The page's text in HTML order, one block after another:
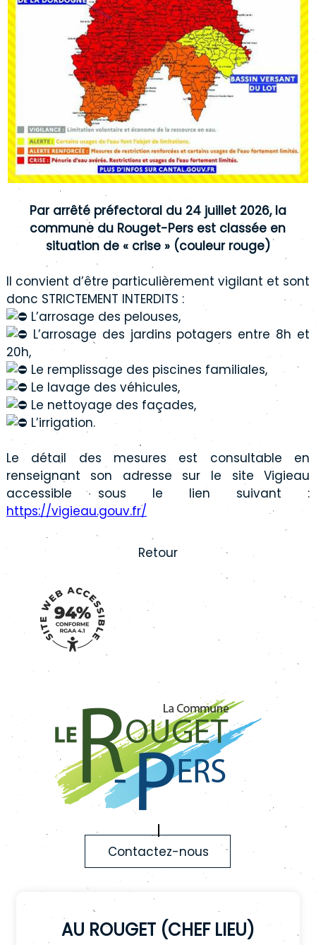
Par arrêté préfectoral du 24 juillet 2026, la
commune du Rouget-Pers est classée en
situation de « crise » (couleur rouge)
Il convient d’être particulièrement vigilant et sont
donc STRICTEMENT INTERDITS :
L’arrosage des pelouses,
L’arrosage des jardins potagers entre 8h et
20h,
Le remplissage des piscines familiales,
Le lavage des véhicules,
Le nettoyage des façades,
L’irrigation.
Le détail des mesures est consultable en
renseignant son adresse sur le site Vigieau
accessible sous le lien suivant :
https://vigieau.gouv.fr/
Retour
Contactez-nous
Au Rouget (chef lieu)